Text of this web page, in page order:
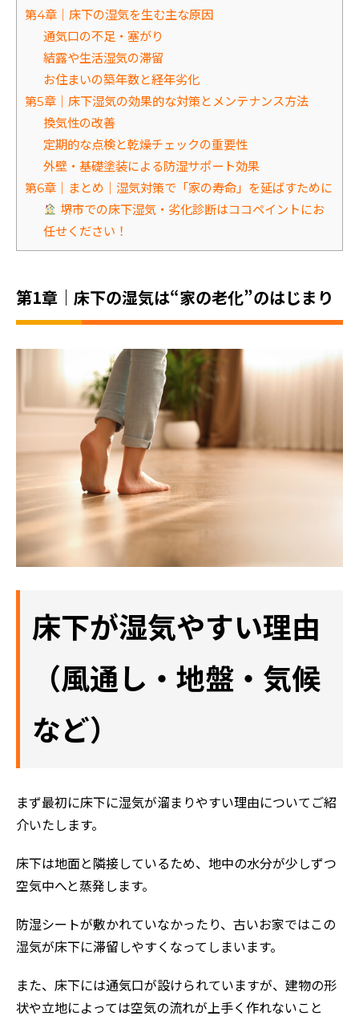
第4章｜床下の湿気を生む主な原因
通気口の不足・塞がり
結露や生活湿気の滞留
お住まいの築年数と経年劣化
第5章｜床下湿気の効果的な対策とメンテナンス方法
換気性の改善
定期的な点検と乾燥チェックの重要性
外壁・基礎塗装による防湿サポート効果
第6章｜まとめ｜湿気対策で「家の寿命」を延ばすために
堺市での床下湿気・劣化診断はココペイントにお
任せください！
第1章｜床下の湿気は“家の老化”のはじまり
床下が湿気やすい理由
（風通し・地盤・気候
など）
まず最初に床下に湿気が溜まりやすい理由についてご紹
介いたします。
床下は地面と隣接しているため、地中の水分が少しずつ
空気中へと蒸発します。
防湿シートが敷かれていなかったり、古いお家ではこの
湿気が床下に滞留しやすくなってしまいます。
また、床下には通気口が設けられていますが、建物の形
状や立地によっては空気の流れが上手く作れないこと